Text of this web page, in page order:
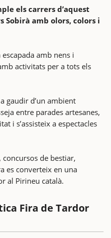
els carrers d’aquest
Sobirà amb olors, colors i
amb nens i
activitats per a tots els
gaudir d’un ambient
entre parades artesanes,
i s’assisteix a espectacles
de bestiar,
es converteix en una
al Pirineu català.
Fira de Tardor